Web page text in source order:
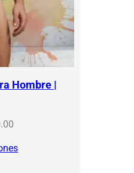
Hombre |
Price
$120.00